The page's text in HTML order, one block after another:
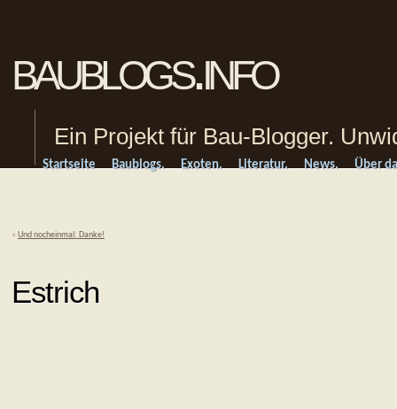
baublogs.info
Ein Projekt für Bau-Blogger.
Startseite Baublogs. Exoten. Literatur. News. Über
« Und nocheinmal: Danke!
Estrich